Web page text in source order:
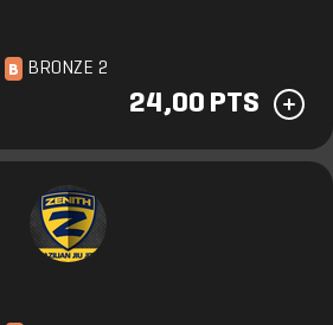
B BRONZE 2
24,00 PTS